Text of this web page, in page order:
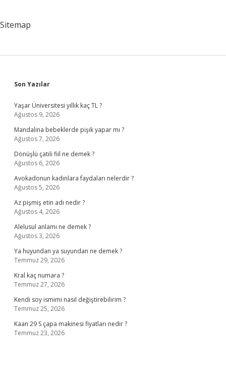
Sitemap
Sidebar
Son Yazılar
Yaşar Üniversitesi yıllık kaç TL ?
Ağustos 9, 2026
Mandalina bebeklerde pişik yapar mı ?
Ağustos 7, 2026
Dönüşlü çatılı fiil ne demek ?
Ağustos 6, 2026
Avokadonun kadınlara faydaları nelerdir ?
Ağustos 5, 2026
Az pişmiş etin adı nedir ?
Ağustos 4, 2026
Alelusul anlamı ne demek ?
Ağustos 3, 2026
Ya huyundan ya suyundan ne demek ?
Temmuz 29, 2026
Kral kaç numara ?
Temmuz 27, 2026
Kendi soy ismimi nasıl değiştirebilirim ?
Temmuz 25, 2026
Kaan 29 S çapa makinesi fiyatları nedir ?
Temmuz 23, 2026